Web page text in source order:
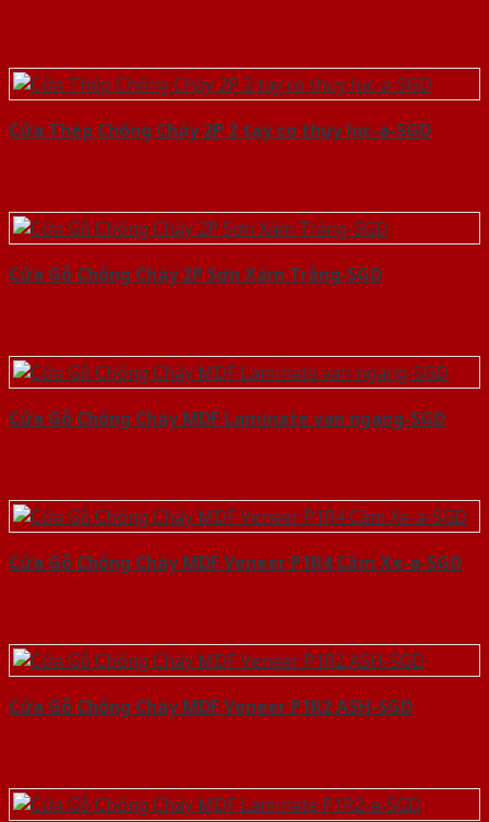
Cửa Thép Chống Cháy 2P 2 tay co thuy luc-a-SGD
Cửa Gỗ Chống Cháy 2P Sơn Xám Trắng-SGD
Cửa Gỗ Chống Cháy MDF Laminate van ngang-SGD
Cửa Gỗ Chống Cháy MDF Veneer P1R4 Căm Xe-a-SGD
Cửa Gỗ Chống Cháy MDF Veneer P1R2 ASH-SGD